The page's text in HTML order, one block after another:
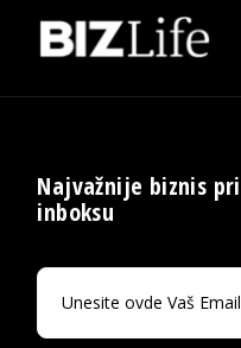
Najvažnije biznis
inboksu